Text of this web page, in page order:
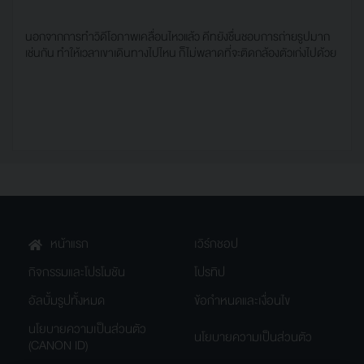
นอกจากการทำวิดีโอภาพเคลื่อนไหวแล้ว คีทยังชื่นชอบการถ่ายรูปมาก
เช่นกัน ทำให้เวลาเขาเดินทางไปไหน ก็ไม่พลาดที่จะติดกล้องตัวเก่งไปด้วย
หน้าแรก
เวิร์กชอป
กิจกรรมและโปรโมชัน
โปรทิป
อัลบั้มรูปทั้งหมด
ข้อกำหนดและเงื่อนไข
นโยบายความเป็นส่วนตัว
(CANON ID)
นโยบายความเป็นส่วนตัว